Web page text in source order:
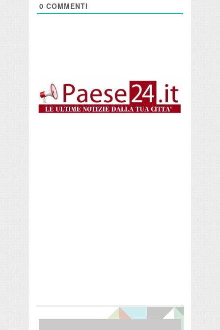
0 COMMENTI